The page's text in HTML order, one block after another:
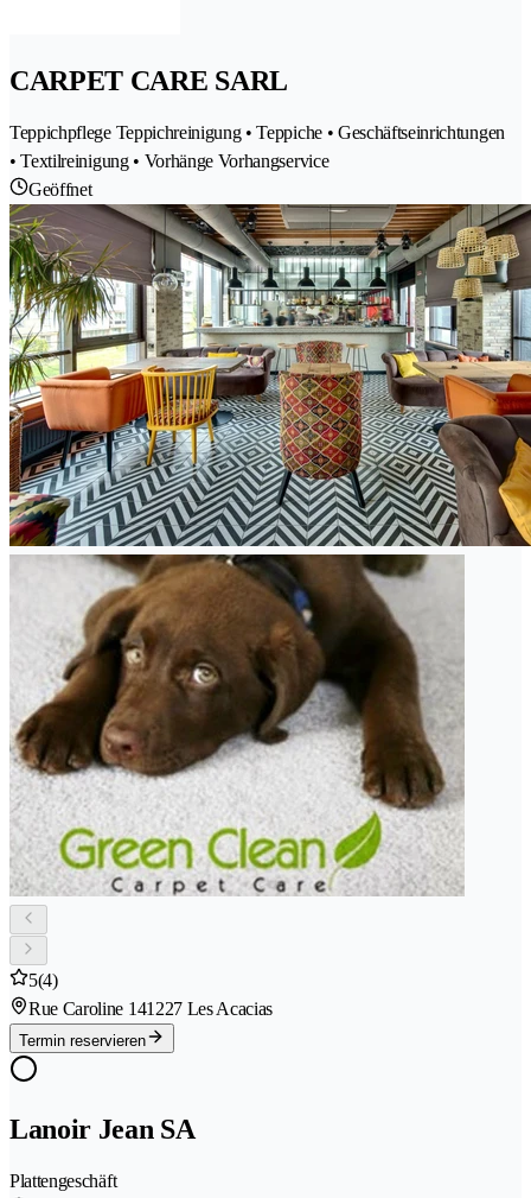
CARPET CARE SARL
Teppichpflege Teppichreinigung • Teppiche • Geschäftseinrichtungen
• Textilreinigung • Vorhänge Vorhangservice
Geöffnet
5(4)
Rue Caroline 141227 Les Acacias
Termin reservieren
Lanoir Jean SA
Plattengeschäft